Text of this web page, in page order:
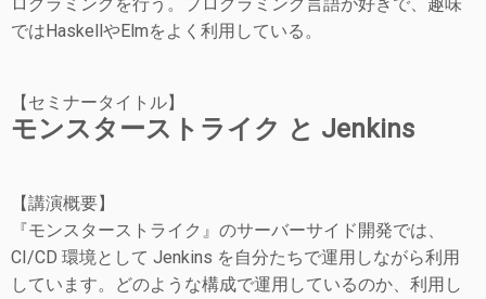
ではHaskellやElmをよく利用している。
【セミナータイトル】
モンスターストライク と Jenkins
【講演概要】
『モンスターストライク』のサーバーサイド開発では、
CI/CD 環境として Jenkins を自分たちで運用しながら利用
しています。どのような構成で運用しているのか、利用し